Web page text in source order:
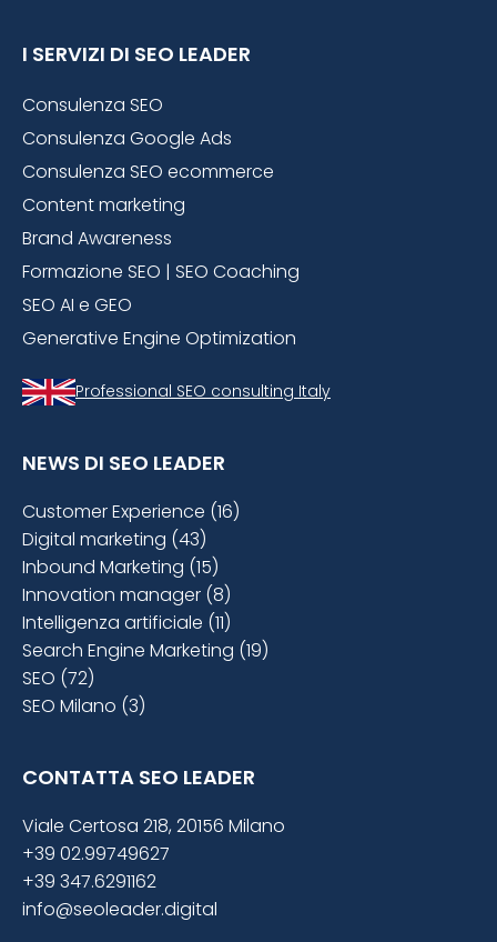
I SERVIZI DI SEO LEADER
Consulenza SEO
Consulenza Google Ads
Consulenza SEO ecommerce
Content marketing
Brand Awareness
Formazione SEO | SEO Coaching
SEO AI e GEO
Generative Engine Optimization
Professional SEO consulting Italy
NEWS DI SEO LEADER
Customer Experience (16)
Digital marketing (43)
Inbound Marketing (15)
Innovation manager (8)
Intelligenza artificiale (11)
Search Engine Marketing (19)
SEO (72)
SEO Milano (3)
CONTATTA SEO LEADER
Viale Certosa 218, 20156 Milano
+39 02.99749627
+39 347.6291162
info@seoleader.digital